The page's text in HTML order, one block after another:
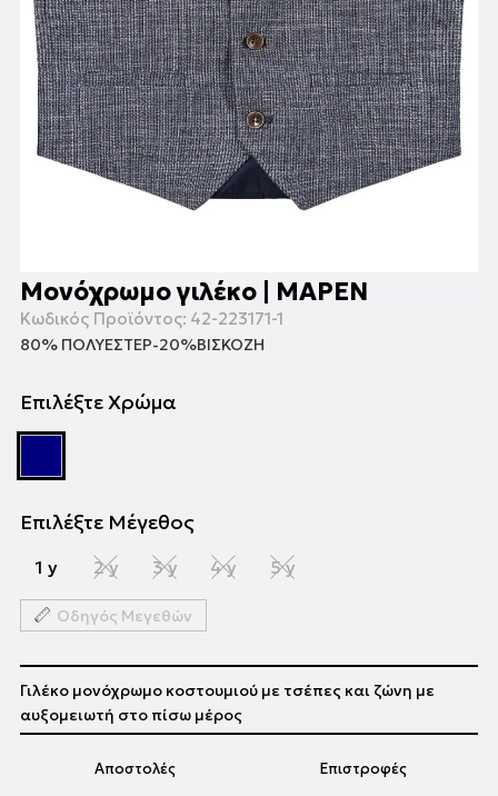
Μονόχρωμο γιλέκο | ΜΑΡΕΝ
Κωδικός Προϊόντος: 42-223171-1
80% ΠΟΛΥΕΣΤΕΡ-20%ΒΙΣΚΟΖΗ
Επιλέξτε Χρώμα
Επιλέξτε Μέγεθος
1 y 2 y 3 y 4 y 5 y
Οδηγός Μεγεθών
Αποστολές Επιστροφές
Γιλέκο μονόχρωμο κοστουμιού με τσέπες και ζώνη με
αυξομειωτή στο πίσω μέρος